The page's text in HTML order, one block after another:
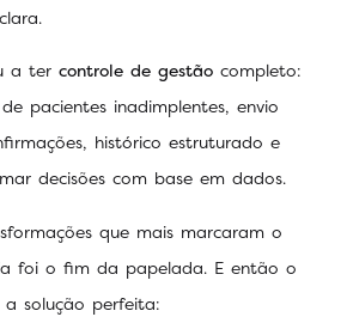
a ter controle de gestão completo:
pacientes inadimplentes, envio
histórico estruturado e
decisões com base em dados.
que mais marcaram o
foi o fim da papelada. E então o
solução perfeita: